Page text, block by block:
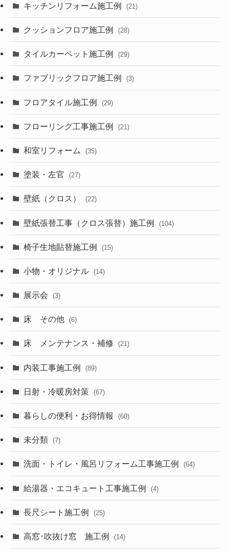
キッチンリフォーム施工例 (21)
クッションフロア施工例 (28)
タイルカーペット施工例 (29)
ファブリックフロア施工例 (3)
フロアタイル施工例 (29)
フローリング工事施工例 (21)
和室リフォーム (35)
塗装・左官 (27)
壁紙（クロス） (22)
壁紙張替工事（クロス張替）施工例 (104)
椅子生地貼替施工例 (15)
小物・オリジナル (14)
展示会 (3)
床 その他 (6)
床 メンテナンス・補修 (21)
内装工事施工例 (89)
日射・冷暖房対策 (67)
暮らしの便利・お得情報 (60)
未分類 (7)
洗面・トイレ・風呂リフォーム工事施工例 (64)
給湯器・エコキュート工事施工例 (4)
長尺シート施工例 (25)
高窓･吹抜け窓 施工例 (14)